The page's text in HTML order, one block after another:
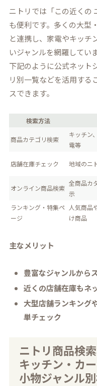
ニトリでは「この近くの
も便利です。多くの大型
と連携し、家電やキッチ
いジャンルを網羅していま
下記のように公式ネット
リ別一覧などを活用する
スできます。
検索方法
商品カテゴリ検索
キッチン
電等
店舗在庫チェック 地域のニ
オンライン商品検索
全商品カ
示
ランキング・特集ペ
ージ
人気商品
け商品
主なメリット
豊富なジャンルから
近くの店舗在庫もネ
大型店舗ランキング
単チェック
ニトリ商品検
キッチン・カ
小物ジャンル